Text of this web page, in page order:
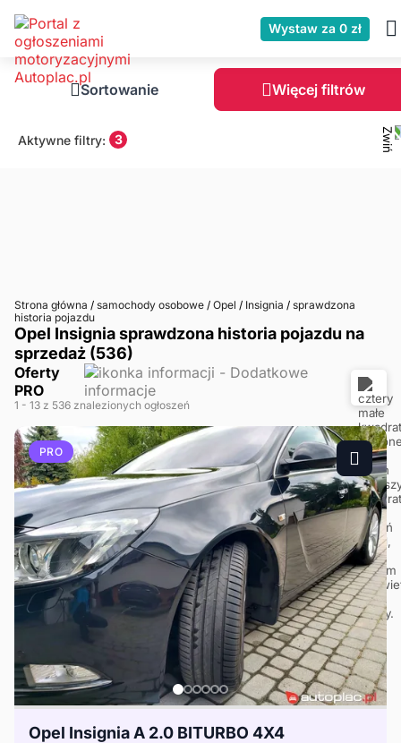
Wystaw za 0 zł
Sortowanie Więcej filtrów
Aktywne filtry: 3
Strona główna / samochody osobowe / Opel / Insignia / sprawdzona
historia pojazdu
Opel Insignia sprawdzona historia pojazdu na
sprzedaż (536)
Oferty
PRO
1 - 13 z 536 znalezionych ogłoszeń
PRO
Opel Insignia A 2.0 BITURBO 4X4